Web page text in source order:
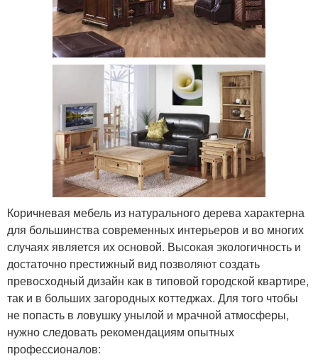
Коричневая мебель из натурального дерева характерна
для большинства современных интерьеров и во многих
случаях является их основой. Высокая экологичность и
достаточно престижный вид позволяют создать
превосходный дизайн как в типовой городской квартире,
так и в больших загородных коттеджах. Для того чтобы
не попасть в ловушку унылой и мрачной атмосферы,
нужно следовать рекомендациям опытных
профессионалов: